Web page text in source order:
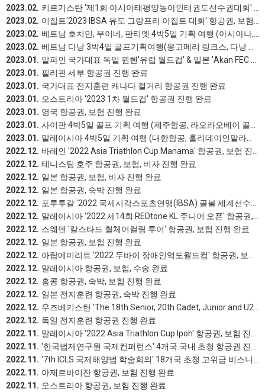
2023.02. 키르기스탄 ‘제1회 아시아태평양농아인태권도선수권대회' 항공권 진행 완료
2023.02. 이집트'2023 IBSA 유도 그랑프리 이집트 대회' 항공권, 보험 진행 완료
2023.02. 베트남 호치민, 무이네, 판티엣 4박5일 기획 여행 (아시아나, 므엉타인 무이네 호텔) 진행 완료
2023.02. 베트남 다낭 3박4일 골프기획여행(몽고메리 링크스, ​다낭 골프클럽) 진행 완료
2023.01. 알파인 국가대표 독일 뮌헨'유럽 월드컵' & 일본 'Akan FEC 대회' 항공권 진행완료
2023.01. 필리핀 세부 항공권 진행 완료
2023.01. 국가대표 전지훈련 캐나다 캘거리 항공권 진행 완료
2023.01. 오스트리아 '2023 1차 월드컵' 항공권 진행 완료
2023.01. 영국 항공권, 보험 진행 완료
2023.01. 사이판 4박5일 골프 기획 여행 (제주항공, 라오라오베이 골프 리조트) 진행 완료
2023.01. 말레이시아 4박5일 기획 여행 (대한항공, 홀리데이인말라카) 진행 완료
2022.12. 바레인 '2022 Asia Triathlon Cup Manama' 항공권, 보험 진행 완료
2022.12. 테니스팀 호주 항공권, 보험, 비자 진행 완료
2022.12. 일본 항공권, 보험, 비자 진행 완료
2022.12. 일본 항공권, 숙박 진행 완료
2022.12. 포루투갈 '2022 국제시각스포츠연맹(IBSA) 골볼 세계선수권대회' 항공권 진행 완료
2022.12. 말레이시아 '2022 제14회 REDtone KL 주니어 오픈' 항공권, 보험 진행 완료
2022.12. 스웨덴 '칼스타드 휠체어컬링 투어' 항공권, 보험 진행 완료
2022.12. 일본 항공권, 보험 진행 완료
2022.12. 아랍에미리트 '2022 두바이 장애인역도월드컵' 항공권, 보험 진행 완료
2022.12. 말레이시아 항공권, 보험, 수송 완료
2022.12. 홍콩 항공권, 숙박, 보험 진행 완료
2022.12. 일본 전지훈련 항공권, 숙박 진행 완료
2022.12. 우즈베키스탄 'The 18th Senior, 20th Cadet, Junior and U21 Karate AKF Championships' 항공권, 보험 진행 완료
2022.12. 독일 전지훈련 항공권 진행 완료
2022.11. 말레이시아 '2022 Asia Triathlon Cup Ipoh' 항공권, 보험 진행 완료
2022.11. '한국법제연구원 국제컨퍼런스' 4개국 국내 초청 항공권 진행 완료
2022.11. '7th ICLS 국제해양법 학술회의' 18개국 초청 고위급 비스니스 항공권 진행 완료
2022.11. 아제르바이잔 항공권, 보험 진행 완료
2022.11. 오스트리아 항공권, 보험 진행 완료